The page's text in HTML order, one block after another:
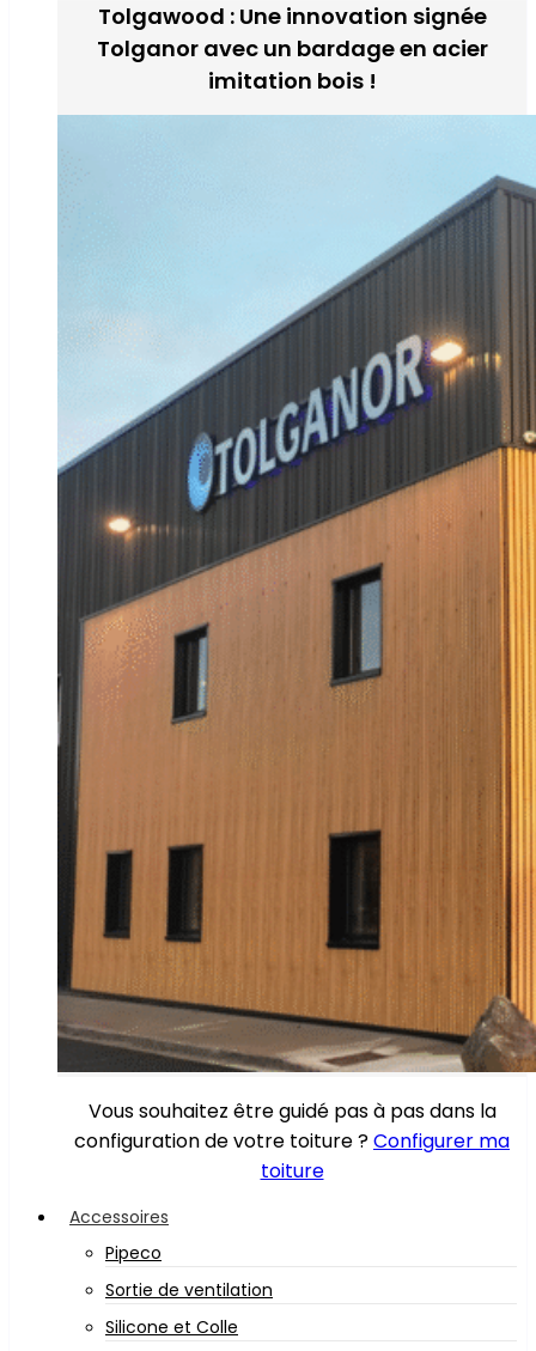
Tolgawood : Une innovation signée
Tolganor avec un bardage en acier
imitation bois !
Vous souhaitez être guidé pas à pas dans la
configuration de votre toiture ?Configurer ma
toiture
Accessoires
Pipeco
Sortie de ventilation
Silicone et Colle